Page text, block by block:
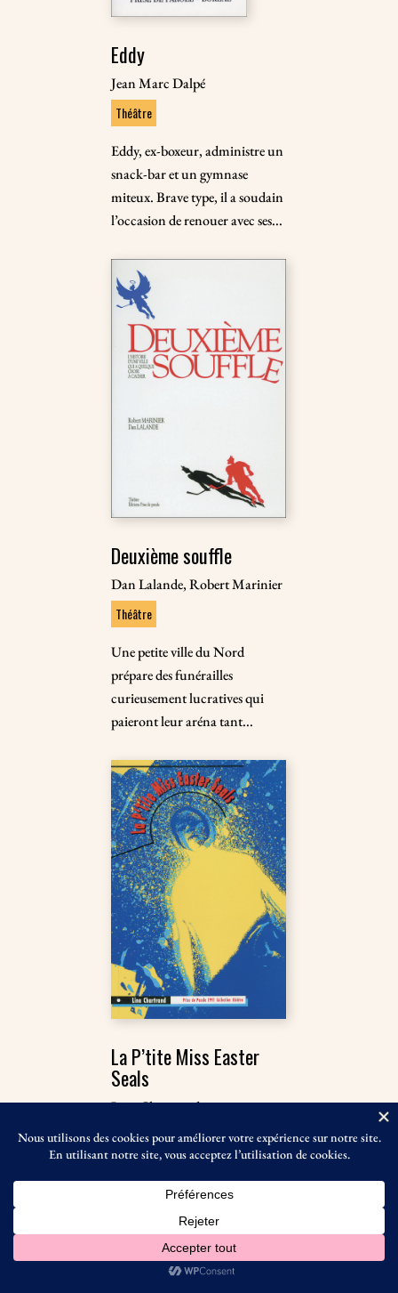
Eddy
Jean Marc Dalpé
Théâtre
Eddy, ex-boxeur, administre un
snack-bar et un gymnase
miteux. Brave type, il a soudain
l’occasion de renouer avec ses...
Deuxième souffle
Dan Lalande, Robert Marinier
Théâtre
Une petite ville du Nord
prépare des funérailles
curieusement lucratives qui
paieront leur aréna tant...
La P’tite Miss Easter
Seals
Lina Chartrand
Théâtre
victime de la polio, entreprend
un long voyage de Timmins à
Toronto, en quête...